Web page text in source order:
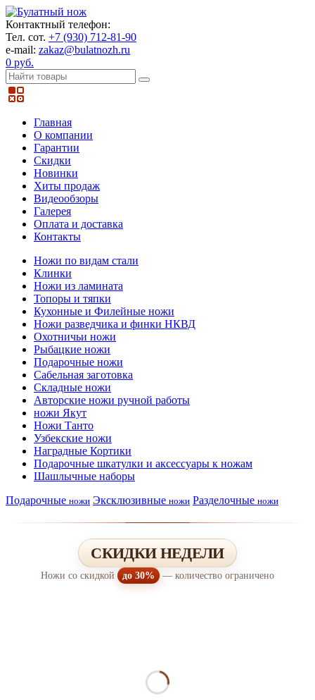
Контактный телефон:
Тел. сот. +7 (930) 712-81-90
e-mail: zakaz@bulatnozh.ru
0 руб.
Главная
О компании
Гарантии
Скидки
Новинки
Хиты продаж
Видеообзоры
Галерея
Оплата и доставка
Контакты
Ножи по видам стали
Клинки
Ножи из ламината
Топоры и тяпки
Кухонные и Филейные ножи
Ножи разведчика и финки НКВД
Охотничьи ножи
Рыбацкие ножи
Подарочные ножи
Сабельная заготовка
Складные ножи
Авторские ножи ручной работы
ножи Якут
Ножи Танто
Узбекские ножи
Наградные Кортики
Подарочные шкатулки и аксессуары к ножам
Шашлычные наборы
Подарочные ножи Эксклюзивные ножи Разделочные ножи
СКИДКИ НЕДЕЛИ
Ножи со скидкой до 30% — количество ограничено